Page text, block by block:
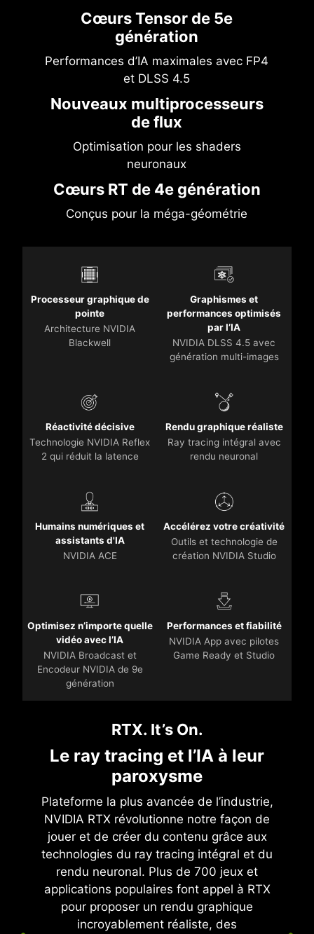
Cœurs Tensor de 5e
génération
Performances d’IA maximales avec FP4
et DLSS 4.5
Nouveaux multiprocesseurs
de flux
Optimisation pour les shaders
neuronaux
Cœurs RT de 4e génération
Conçus pour la méga-géométrie
Processeur graphique de
pointe
Architecture NVIDIA
Blackwell
Graphismes et
performances optimisés
par l’IA
NVIDIA DLSS 4.5 avec
génération multi-images
Réactivité décisive
Technologie NVIDIA Reflex
2 qui réduit la latence
Rendu graphique réaliste
Ray tracing intégral avec
rendu neuronal
Humains numériques et
assistants d'IA
NVIDIA ACE
Accélérez votre créativité
Outils et technologie de
création NVIDIA Studio
Optimisez n’importe quelle
vidéo avec l’IA
NVIDIA Broadcast et
Encodeur NVIDIA de 9e
génération
Performances et fiabilité
NVIDIA App avec pilotes
Game Ready et Studio
RTX. It’s On.
Le ray tracing et l’IA à leur
paroxysme
Plateforme la plus avancée de l’industrie,
NVIDIA RTX révolutionne notre façon de
jouer et de créer du contenu grâce aux
technologies du ray tracing intégral et du
rendu neuronal. Plus de 700 jeux et
applications populaires font appel à RTX
pour proposer un rendu graphique
incroyablement réaliste, des